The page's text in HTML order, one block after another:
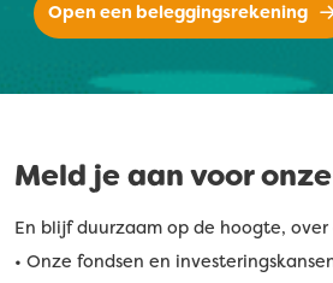
Open een beleggingsrekening
Meld je aan voor
En blijf duurzaam op de hoogte, over
• Onze fondsen en